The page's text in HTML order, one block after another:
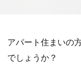
アパート住まいの
でしょうか？